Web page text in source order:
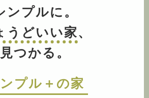
ンプルに。
うどいい家、
見つかる。
プル＋の家